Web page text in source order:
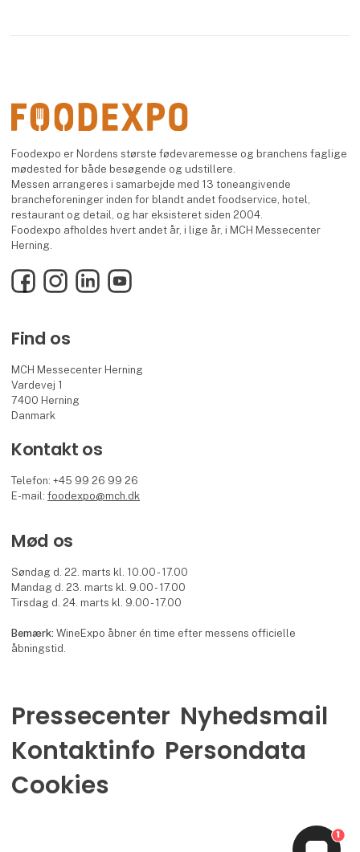
Foodexpo er Nordens største fødevaremesse og branchens faglige
mødested for både besøgende og udstillere.
Messen arrangeres i samarbejde med 13 toneangivende
brancheforeninger inden for blandt andet foodservice, hotel,
restaurant og detail, og har eksisteret siden 2004.
Foodexpo afholdes hvert andet år, i lige år, i MCH Messecenter
Herning.
FacebookInstagramLinkedInYouTube
Find os
MCH Messecenter Herning
Vardevej 1
7400 Herning
Danmark
Kontakt os
Telefon: +45 99 26 99 26
E-mail:foodexpo@mch.dk
Mød os
Søndag d. 22. marts kl. 10.00 - 17.00
Mandag d. 23. marts kl. 9.00 - 17.00
Tirsdag d. 24. marts kl. 9.00 - 17.00
Bemærk:WineExpo åbner én time efter messens officielle
åbningstid.
Pressecenter Nyhedsmail
Kontaktinfo Persondata
Cookies
1